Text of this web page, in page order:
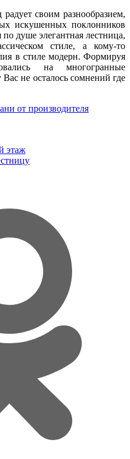
своим разнообразием,
искушенных поклонников
душе элегантная лестница,
стиле, а кому-то
в стиле модерн. Формируя
на многогранные
не осталось сомнений где
от производителя
этаж